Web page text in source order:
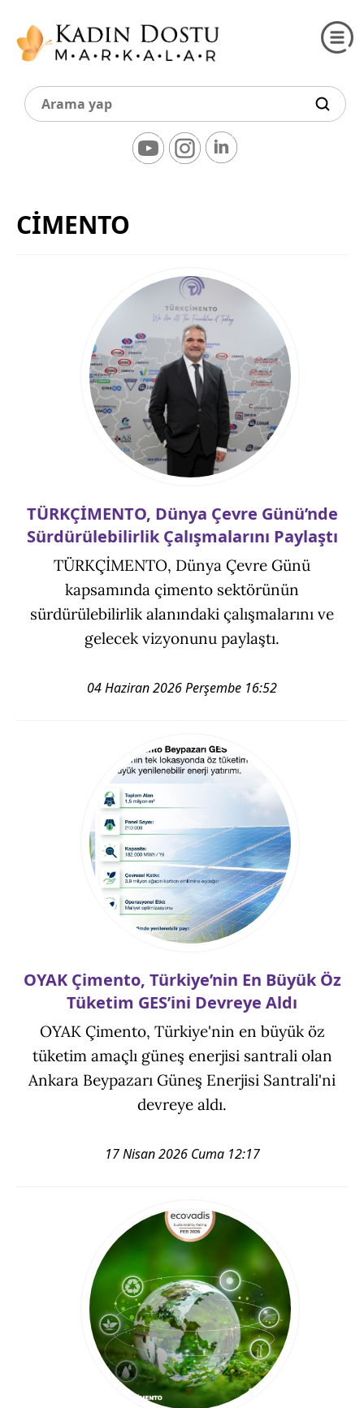
CİMENTO
TÜRKÇİMENTO, Dünya Çevre Günü’nde
Sürdürülebilirlik Çalışmalarını Paylaştı
TÜRKÇİMENTO, Dünya Çevre Günü
kapsamında çimento sektörünün
sürdürülebilirlik alanındaki çalışmalarını ve
gelecek vizyonunu paylaştı.
04 Haziran 2026 Perşembe 16:52
OYAK Çimento, Türkiye’nin En Büyük Öz
Tüketim GES’ini Devreye Aldı
OYAK Çimento, Türkiye'nin en büyük öz
tüketim amaçlı güneş enerjisi santrali olan
Ankara Beypazarı Güneş Enerjisi Santrali'ni
devreye aldı.
17 Nisan 2026 Cuma 12:17